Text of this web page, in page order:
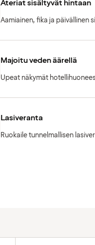
Ateriat sisältyvät hintaan
Aamiainen, fika ja päivällinen
Majoitu veden äärellä
Upeat näkymät
Lasiveranta
Ruokaile tunnelmallisen